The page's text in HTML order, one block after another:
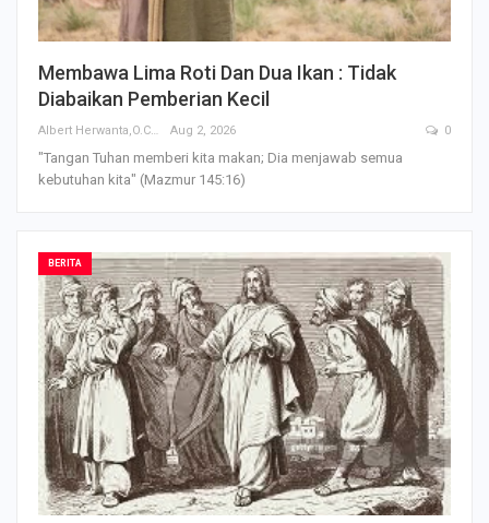
Membawa Lima Roti Dan Dua Ikan : Tidak
Diabaikan Pemberian Kecil
Aug 2, 2026 0
"Tangan Tuhan memberi kita makan; Dia menjawab semua
kebutuhan kita" (Mazmur 145:16)
BERITA